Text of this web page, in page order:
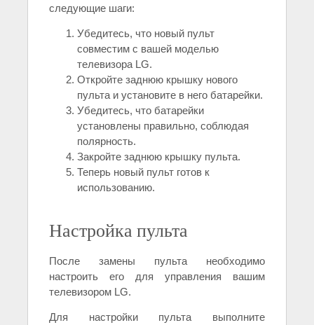
следующие шаги:
Убедитесь, что новый пульт
совместим с вашей моделью
телевизора LG.
Откройте заднюю крышку нового
пульта и установите в него батарейки.
Убедитесь, что батарейки
установлены правильно, соблюдая
полярность.
Закройте заднюю крышку пульта.
Теперь новый пульт готов к
использованию.
Настройка пульта
После замены пульта необходимо
настроить его для управления вашим
телевизором LG.
Для настройки пульта выполните